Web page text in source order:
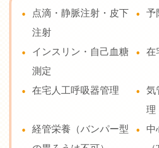
点滴・静脈注射・皮下
注射
予
インスリン・自己血糖
測定
在
在宅人工呼吸器管理
気
理
経管栄養（バンパー型
中